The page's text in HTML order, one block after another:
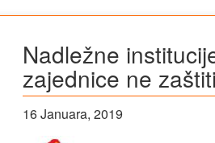
Nadležne
zajednice ne
16 Januara, 2019